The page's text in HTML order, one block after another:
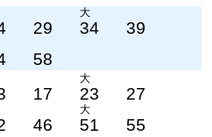
29
大
34 39
58
17
大
23 27
46
大
51 55